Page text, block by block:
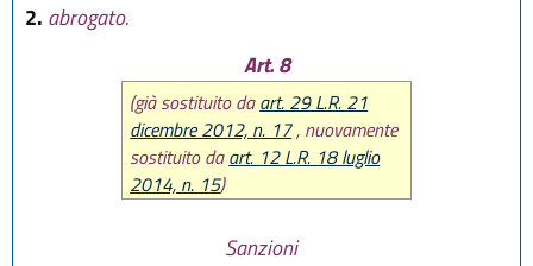
2. abrogato.
Art. 8
(già sostituito daart. 29 L.R. 21
dicembre 2012, n. 17, nuovamente
sostituito daart. 12 L.R. 18 luglio
2014, n. 15)
Sanzioni